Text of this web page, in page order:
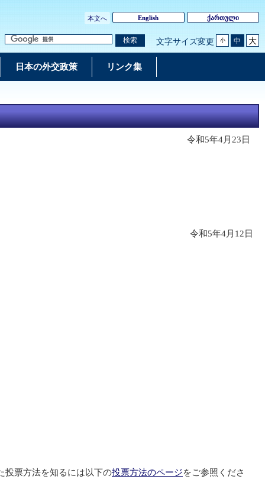
本文へ English ქართული
検索 文字サイズ変更 小 中 大
日本の外交政策 リンク集
令和5年4月23日
令和5年4月12日
投票方法を知るには以下の投票方法のページをご参照くださ